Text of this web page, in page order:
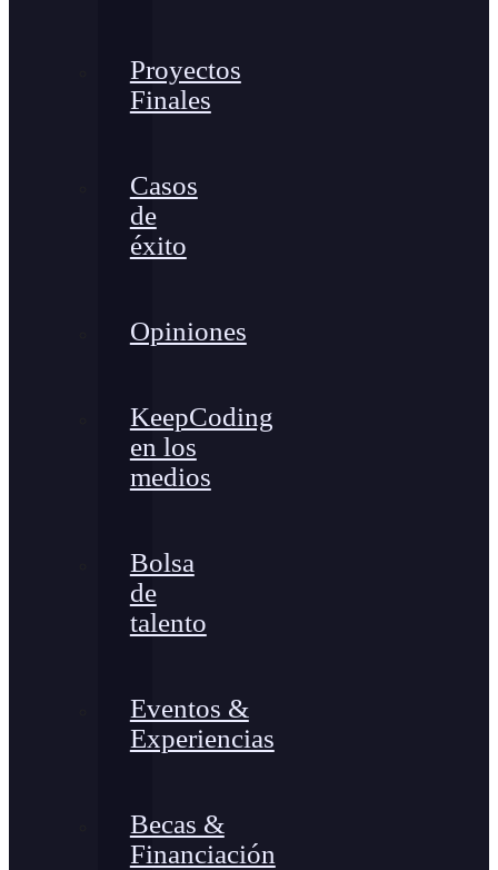
Proyectos
Finales
Casos
de
éxito
Opiniones
KeepCoding
en los
medios
Bolsa
de
talento
Eventos &
Experiencias
Becas &
Financiación